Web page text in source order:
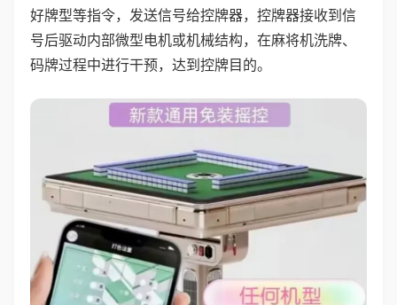
好牌型等指令，发送信号给控牌器，控牌器接收到信
号后驱动内部微型电机或机械结构，在麻将机洗牌、
码牌过程中进行干预，达到控牌目的。